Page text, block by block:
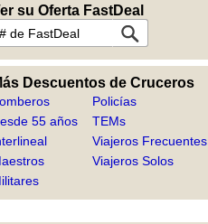
su Oferta FastDeal
Descuentos de Cruceros
55 años
Policías
TEMs
Viajeros Frecuentes
Viajeros Solos